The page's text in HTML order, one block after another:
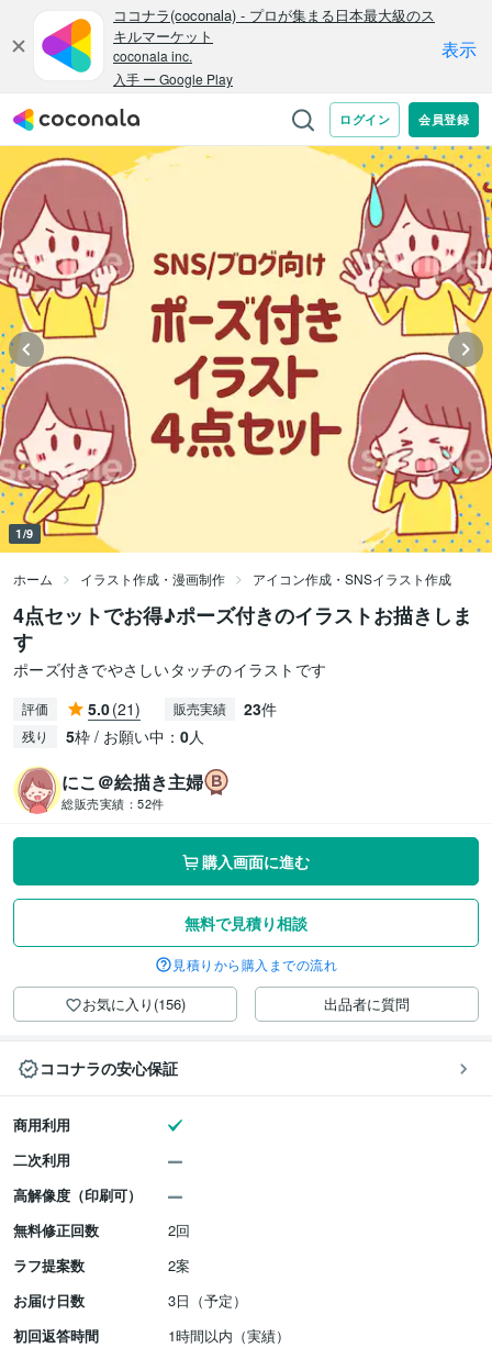
1/9
ホーム イラスト作成・漫画制作 アイコン作成・SNSイラスト作成
4点セットでお得♪ポーズ付きのイラストお描きしま
す
ポーズ付きでやさしいタッチのイラストです
評価 5.0(21) 販売実績 23件
残り 5枠 / お願い中： 0人
にこ＠絵描き主婦
総販売実績： 52件
購入画面に進む
無料で見積り相談
見積りから購入までの流れ
お気に入り(156) 出品者に質問
ココナラの安心保証
商用利用
二次利用
高解像度（印刷可）
無料修正回数
2回
ラフ提案数
2案
お届け日数
3日（予定）
初回返答時間
1時間以内（実績）